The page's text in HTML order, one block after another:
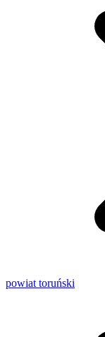
powiat toruński